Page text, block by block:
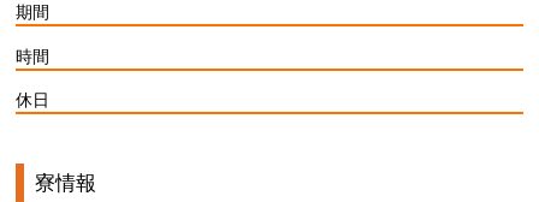
期間
時間
休日
寮情報